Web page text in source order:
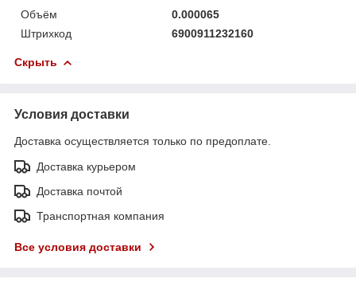
Объём
0.000065
Штрихкод
6900911232160
Скрыть
Условия доставки
Доставка осуществляется только по предоплате.
Доставка курьером
Доставка почтой
Транспортная компания
Все условия доставки